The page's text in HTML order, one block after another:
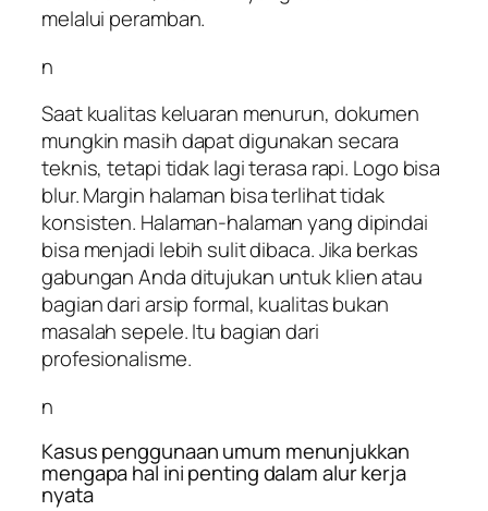
melalui peramban.
n
Saat kualitas keluaran menurun, dokumen
mungkin masih dapat digunakan secara
teknis, tetapi tidak lagi terasa rapi. Logo bisa
blur. Margin halaman bisa terlihat tidak
konsisten. Halaman-halaman yang dipindai
bisa menjadi lebih sulit dibaca. Jika berkas
gabungan Anda ditujukan untuk klien atau
bagian dari arsip formal, kualitas bukan
masalah sepele. Itu bagian dari
profesionalisme.
n
Kasus penggunaan umum menunjukkan
mengapa hal ini penting dalam alur kerja
nyata